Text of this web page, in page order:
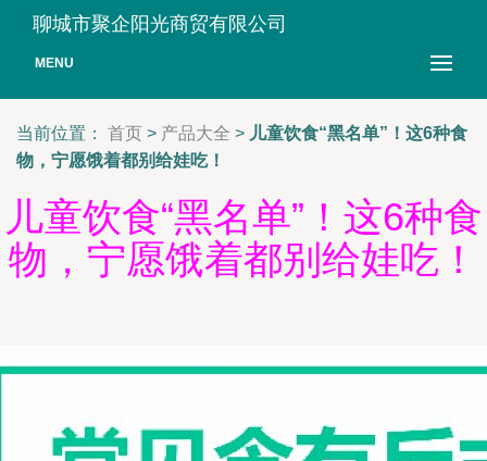
聊城市聚企阳光商贸有限公司
MENU
当前位置： 首页 > 产品大全 > 儿童饮食“黑名单”！这6种食
物，宁愿饿着都别给娃吃！
儿童饮食“黑名单”！这6种食
物，宁愿饿着都别给娃吃！